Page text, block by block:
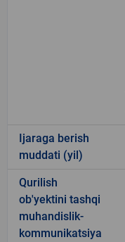
Ijaraga berish
muddati (yil)
Qurilish
ob'yektini tashqi
muhandislik-
kommunikatsiya